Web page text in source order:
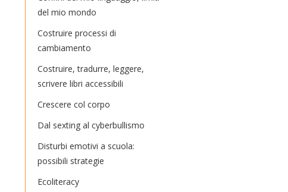
del mio mondo
Costruire processi di
cambiamento
Costruire, tradurre, leggere,
scrivere libri accessibili
Crescere col corpo
Dal sexting al cyberbullismo
Disturbi emotivi a scuola:
possibili strategie
Ecoliteracy